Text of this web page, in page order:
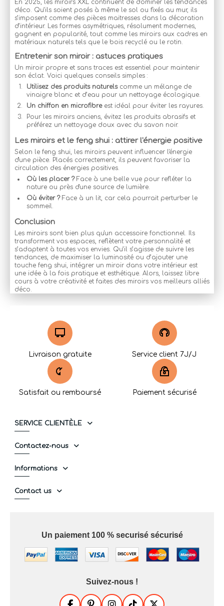
En 2025, les miroirs XXL continuent de dominer les tendances
déco. Qu’ils soient posés à même le sol ou fixés au mur, ils
s’imposent comme des pièces maitresses dans la décoration
d’intérieur. Les formes asymétriques, résolument modernes,
gagnent en popularité, tout comme les miroirs aux cadres en
matériaux naturels tels que le bois recyclé ou le rotin.
Entretenir son miroir : astuces pratiques
Un miroir propre et sans traces est essentiel pour maintenir
son éclat. Voici quelques conseils simples :
Utilisez des produits naturelscomme un mélange de
vinaigre blanc et d’eau pour un nettoyage écologique.
Un chiffon en microfibreest idéal pour éviter les rayures.
Pour les miroirs anciens, évitez les produits abrasifs et
préférez un nettoyage doux avec du savon noir.
Les miroirs et le feng shui : attirer l'énergie positive
Selon le feng shui, les miroirs peuvent influencer l'énergie
d'une pièce. Placés correctement, ils peuvent favoriser la
circulation des énergies positives.
Où les placer ?Face à une belle vue pour refléter la
nature ou près d'une source de lumière.
Où éviter ?Face à un lit, car cela pourrait perturber le
sommeil.
Conclusion
Les miroirs sont bien plus qu'un accessoire fonctionnel. Ils
transforment vos espaces, reflètent votre personnalité et
s’adaptent à toutes vos envies. Qu’il s’agisse de suivre les
tendances, de maximiser la luminosité ou d’ajouter une
touche feng shui, intégrer un miroir dans votre intérieur est
une idée à la fois pratique et esthétique. Alors, laissez libre
cours à votre créativité et faites des miroirs vos meilleurs alliés
déco.
Livraison gratuite Service client 7J/J
Satisfait ou remboursé Paiement sécurisé
SERVICE CLIENTÈLE
Contactez-nous
Informations
Contact us
Un paiement 100 % securisé sécurisé
Suivez-nous !